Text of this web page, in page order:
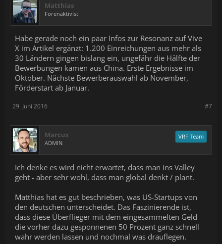
Matthias
Forenaktivist
Habe gerade noch ein paar Infos zur Resonanz auf Vive
X im Artikel ergänzt: 1.200 Einreichungen aus mehr als
30 Ländern gingen bislang ein, ungefähr die Hälfte der
Bewerbungen kamen aus China. Erste Ergebnisse im
Oktober. Nächste Bewerberauswahl ab November,
Förderstart ab Januar.
#7
29. Juni 2016
Marcus
ADMIN
VRF Team
Ich denke es wird nicht erwartet, dass man ins Valley
geht - aber sehr wohl, dass man global denkt / plant.
Matthias hat es gut beschrieben, was US-Startups von
den deutschen unterscheidet. Das Faszinierende ist,
dass diese Überflieger mit dem eingesammelten Geld
die vorher dazu gesponnenen 50 Prozent ganz schnell
wahr werden lassen und nochmal was drauflegen.